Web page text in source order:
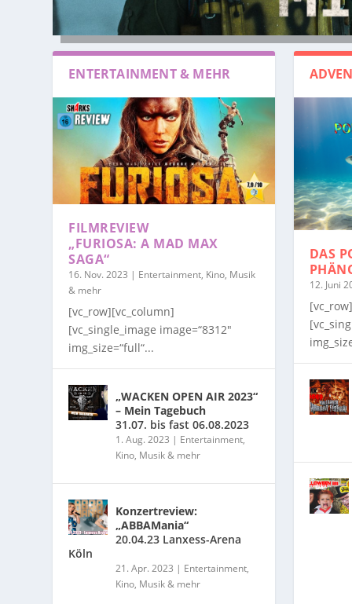
ENTERTAINMENT & MEHR
FILMREVIEW
„FURIOSA: A MAD MAX
SAGA“
16. Nov. 2023 | Entertainment, Kino, Musik
& mehr
[vc_row][vc_column]
[vc_single_image image=“8312″
img_size=“full“...
„WACKEN OPEN AIR 2023“
– Mein Tagebuch
31.07. bis fast 06.08.2023
1. Aug. 2023 | Entertainment,
Kino, Musik & mehr
Konzertreview:
„ABBAMania“
20.04.23 Lanxess-Arena
Köln
21. Apr. 2023 | Entertainment,
Kino, Musik & mehr
DAS
12. Juni